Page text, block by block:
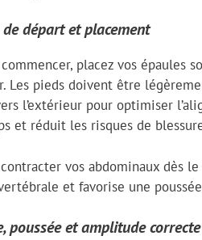
départ et placement
placez vos épaules
Les pieds doivent être
l’extérieur pour optimiser
et réduit les risques de
vos abdominaux dès
et favorise une
poussée et amplitude correcte